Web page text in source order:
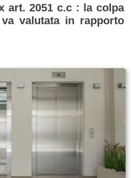
art. 2051 c.c : la colpa
valutata in rapporto